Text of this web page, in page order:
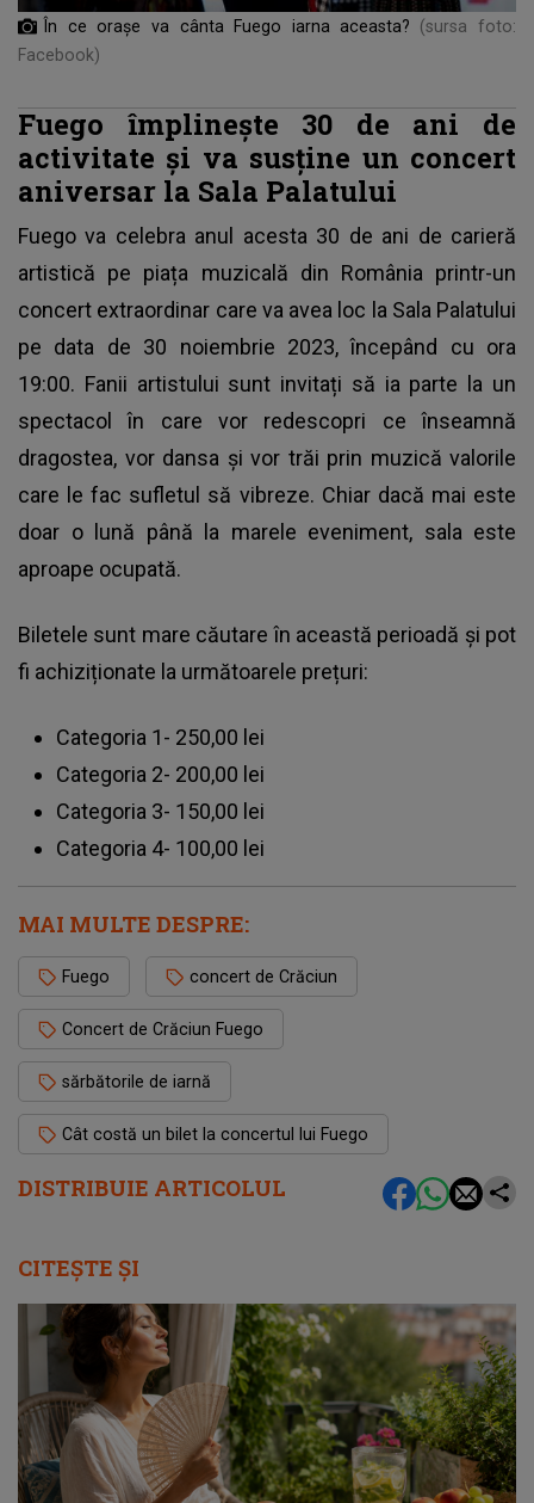
DISTRIBUIE ARTICOLUL
În ce orașe va cânta Fuego iarna aceasta?
(sursa foto:
Facebook)
Fuego împlinește 30 de ani de
activitate și va susține un concert
aniversar la Sala Palatului
Fuego va celebra anul acesta 30 de ani de carieră
artistică pe piața muzicală din România printr-un
concert extraordinar care va avea loc la Sala Palatului
pe data de 30 noiembrie 2023, începând cu ora
19:00. Fanii artistului sunt invitați să ia parte la un
spectacol în care vor redescopri ce înseamnă
dragostea, vor dansa și vor trăi prin muzică valorile
care le fac sufletul să vibreze. Chiar dacă mai este
doar o lună până la marele eveniment, sala este
aproape ocupată.
Biletele sunt mare căutare în această perioadă și pot
fi achiziționate la următoarele prețuri:
Categoria 1- 250,00 lei
Categoria 2- 200,00 lei
Categoria 3- 150,00 lei
Categoria 4- 100,00 lei
MAI MULTE DESPRE:
Fuego concert de Crăciun
Concert de Crăciun Fuego
sărbătorile de iarnă
Cât costă un bilet la concertul lui Fuego
CITEȘTE ȘI